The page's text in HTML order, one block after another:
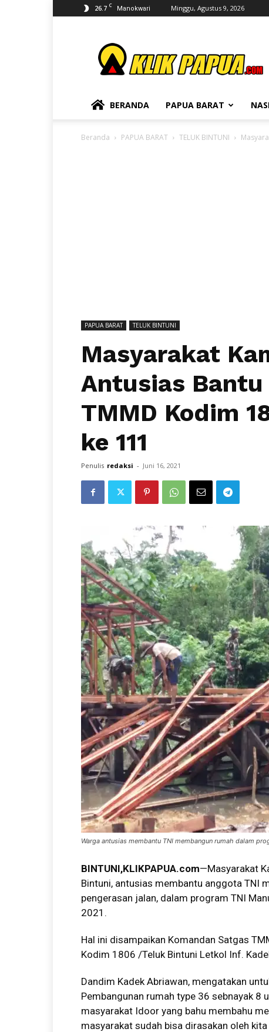
26.7 C Manokwari Minggu, Agustus 9, 2026
BERANDA PAPUA BARAT
Beranda PAPUA BARAT TELUK BINTUNI
PAPUA BARAT TELUK BINTUNI
Masyarakat
Antusias
TMMD Kodim
ke 111
Penulis redaksi - Juni 16, 2021
Warga antusias membantu TNI membangun rumah dalam
BINTUNI,KLIKPAPUA.com—Masyarakat
Bintuni, antusias membantu anggota TNI
pengerasan jalan, dalam program TNI
2021.
Hal ini disampaikan Komandan Satgas
Kodim 1806 /Teluk Bintuni Letkol Inf.
Dandim Kadek Abriawan, mengatakan
Pembangunan rumah type 36 sebnayak 8
masyarakat Idoor yang bahu membahu
masyarakat sudah bisa dirasakan oleh